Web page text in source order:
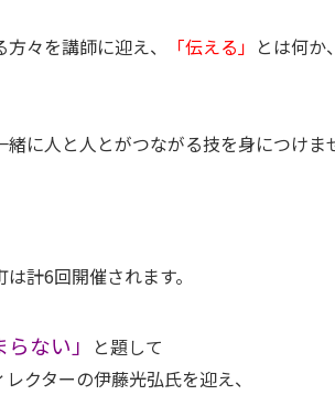
々を講師に迎え、 「伝える」 とは何か
に人と人とがつながる技を身につけま
計6回開催されます。
ない」
と題して
クターの伊藤光弘氏を迎え、